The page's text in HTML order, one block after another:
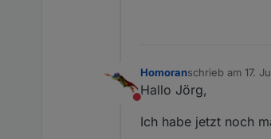
Nicht stören
Homoranschrieb am 17.
zuletzt editiert
Hallo Jörg,
Ich habe jetzt noch